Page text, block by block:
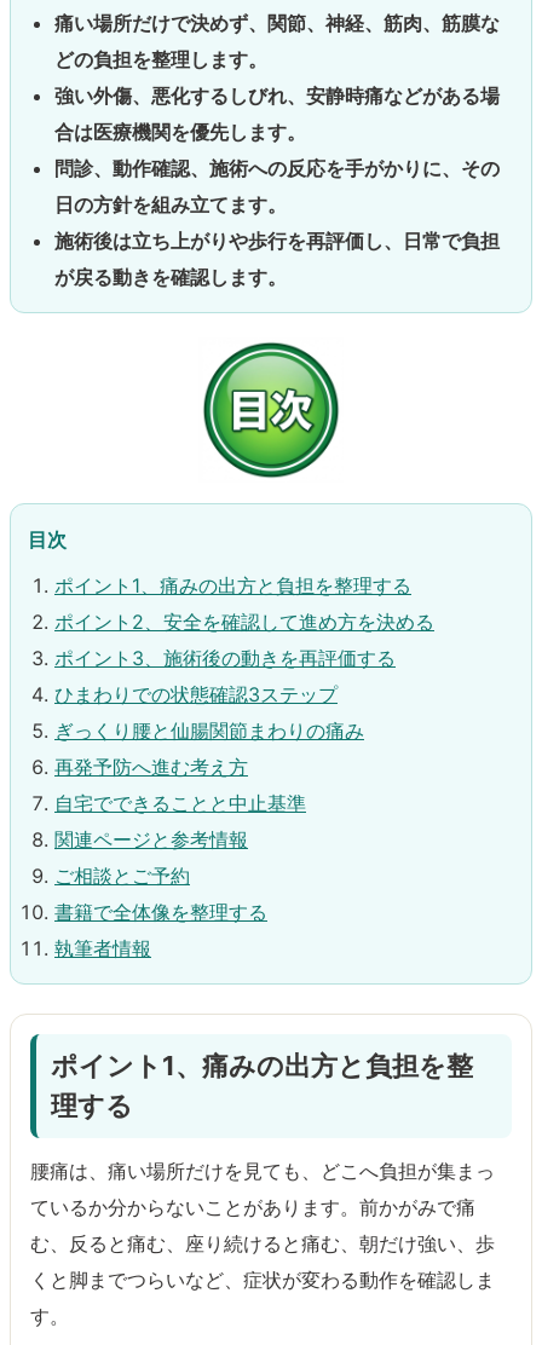
痛い場所だけで決めず、関節、神経、筋肉、筋膜な
どの負担を整理します。
強い外傷、悪化するしびれ、安静時痛などがある場
合は医療機関を優先します。
問診、動作確認、施術への反応を手がかりに、その
日の方針を組み立てます。
施術後は立ち上がりや歩行を再評価し、日常で負担
が戻る動きを確認します。
目次
ポイント1、痛みの出方と負担を整理する
ポイント2、安全を確認して進め方を決める
ポイント3、施術後の動きを再評価する
ひまわりでの状態確認3ステップ
ぎっくり腰と仙腸関節まわりの痛み
再発予防へ進む考え方
自宅でできることと中止基準
関連ページと参考情報
ご相談とご予約
書籍で全体像を整理する
執筆者情報
ポイント1、痛みの出方と負担を整
理する
腰痛は、痛い場所だけを見ても、どこへ負担が集まっ
ているか分からないことがあります。前かがみで痛
む、反ると痛む、座り続けると痛む、朝だけ強い、歩
くと脚までつらいなど、症状が変わる動作を確認しま
す。